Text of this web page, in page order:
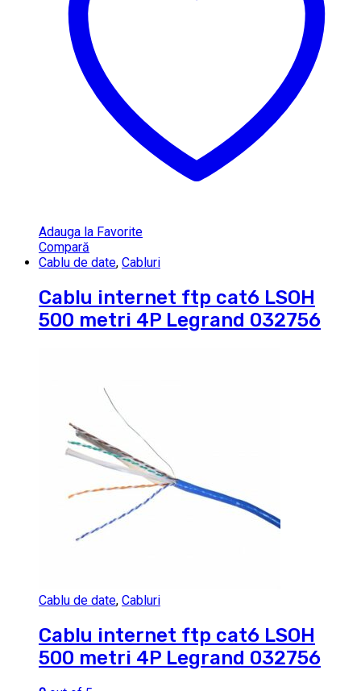
Adauga la Favorite
Compară
Cablu de date, Cabluri
Cablu internet ftp cat6 LSOH
500 metri 4P Legrand 032756
Cablu de date, Cabluri
Cablu internet ftp cat6 LSOH
500 metri 4P Legrand 032756